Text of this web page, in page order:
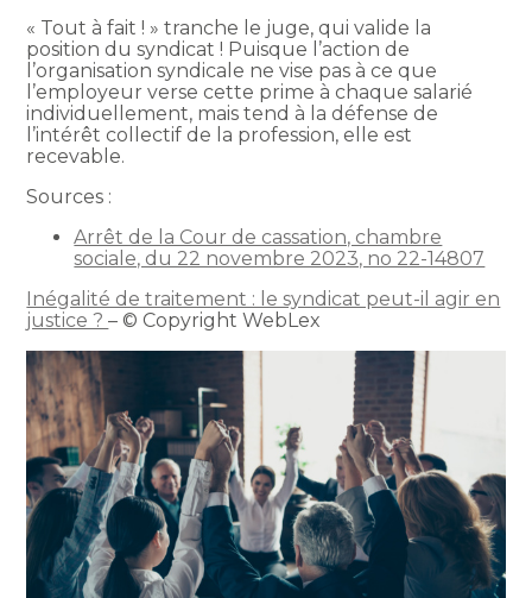
« Tout à fait ! » tranche le juge, qui valide la
position du syndicat ! Puisque l’action de
l’organisation syndicale ne vise pas à ce que
l’employeur verse cette prime à chaque salarié
individuellement, mais tend à la défense de
l’intérêt collectif de la profession, elle est
recevable.
Sources :
Arrêt de la Cour de cassation, chambre
sociale, du 22 novembre 2023, no 22-14807
Inégalité de traitement : le syndicat peut-il agir en
justice ?– © Copyright WebLex